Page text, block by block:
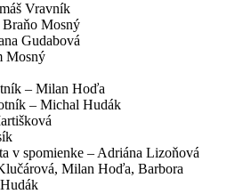
Vravník
Mosný
Gudabová
Mosný
– Milan Hoďa
– Michal Hudák
v spomienke – Adriána Lizoňová
Milan Hoďa, Barbora